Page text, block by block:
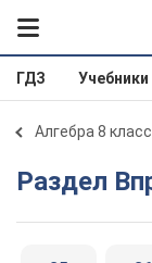
ГДЗ Учебники
Алгебра 8
Раздел